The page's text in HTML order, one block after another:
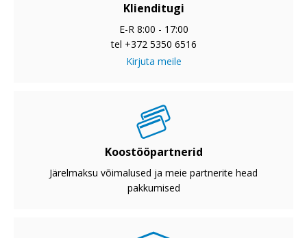
Klienditugi
E-R 8:00 - 17:00
tel +372 5350 6516
Kirjuta meile
Koostööpartnerid
Järelmaksu võimalused ja meie partnerite head
pakkumised